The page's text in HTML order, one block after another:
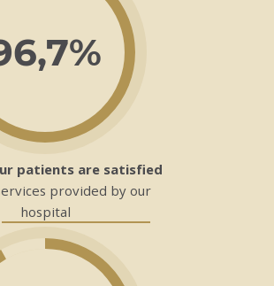
patients are satisfied
provided by our
hospital